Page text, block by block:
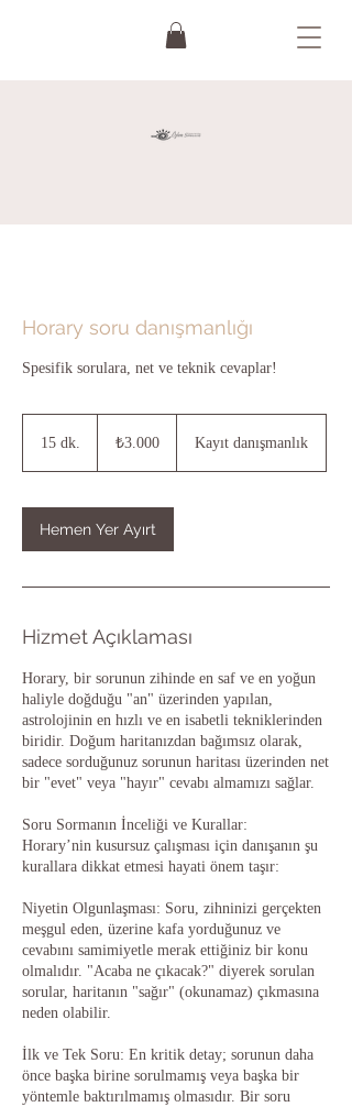
Horary soru danışmanlığı
Spesifik sorulara, net ve teknik cevaplar!
15 dk.
k
.
Türk
lirası₺3.000 Kayıt danışmanlık
Hemen Yer Ayırt
Hizmet Açıklaması
Horary, bir sorunun zihinde en saf ve en yoğun
haliyle doğduğu "an" üzerinden yapılan,
astrolojinin en hızlı ve en isabetli tekniklerinden
biridir. Doğum haritanızdan bağımsız olarak,
sadece sorduğunuz sorunun haritası üzerinden net
bir "evet" veya "hayır" cevabı almamızı sağlar.
Soru Sormanın İnceliği ve Kurallar:
Horary’nin kusursuz çalışması için danışanın şu
kurallara dikkat etmesi hayati önem taşır:
Niyetin Olgunlaşması: Soru, zihninizi gerçekten
meşgul eden, üzerine kafa yorduğunuz ve
cevabını samimiyetle merak ettiğiniz bir konu
olmalıdır. "Acaba ne çıkacak?" diyerek sorulan
sorular, haritanın "sağır" (okunamaz) çıkmasına
neden olabilir.
İlk ve Tek Soru: En kritik detay; sorunun daha
önce başka birine sorulmamış veya başka bir
yöntemle baktırılmamış olmasıdır. Bir soru